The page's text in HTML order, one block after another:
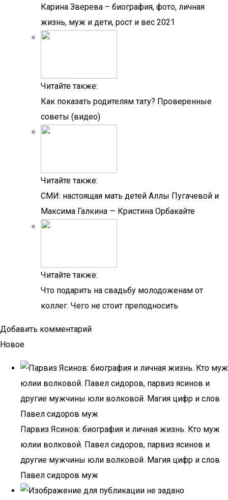
Карина Зверева – биография, фото, личная
жизнь, муж и дети, рост и вес 2021
Читайте также:
Как показать родителям тату? Проверенные
советы (видео)
Читайте также:
СМИ: настоящая мать детей Аллы Пугачевой и
Максима Галкина — Кристина Орбакайте
Читайте также:
Что подарить на свадьбу молодоженам от
коллег. Чего не стоит преподносить
Добавить комментарий
Новое
Парвиз Ясинов: биография и личная жизнь. Кто муж
юлии волковой. Павел сидоров, парвиз ясинов и
другие мужчины юли волковой. Магия цифр и слов
Павел сидоров муж